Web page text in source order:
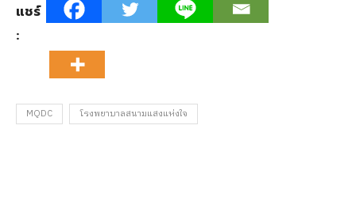
แชร์
:
MQDC โรงพยาบาลสนามแสงแห่งใจ